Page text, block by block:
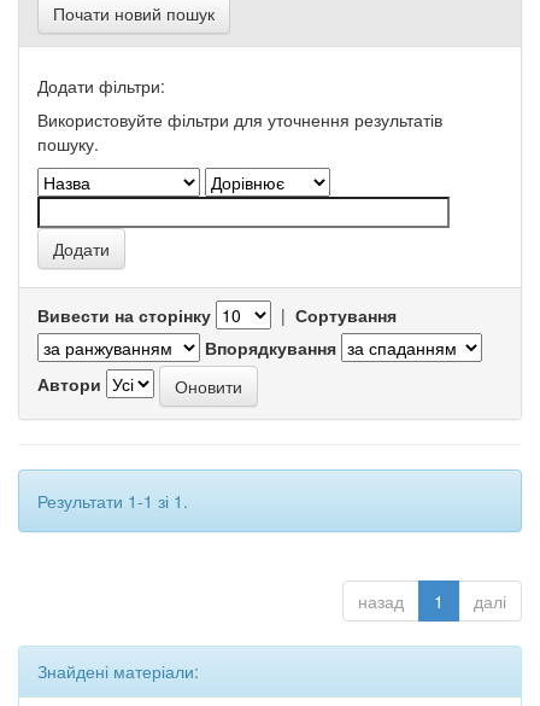
Почати новий пошук
Додати фільтри:
Використовуйте фільтри для уточнення результатів
пошуку.
Вивести на сторінку | Сортування
Впорядкування
Автори
Результати 1-1 зі 1.
назад 1 далі
Знайдені матеріали: